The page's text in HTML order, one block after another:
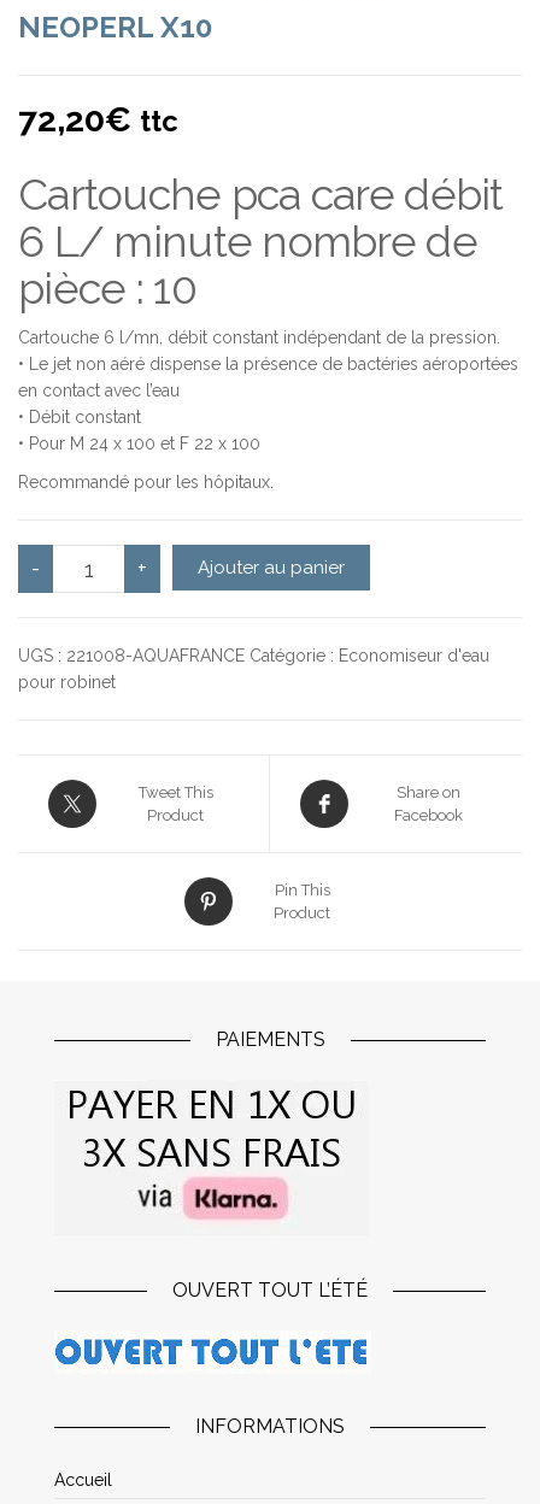
NEOPERL X10
72,20€ ttc
Cartouche pca care débit
6 L/ minute nombre de
pièce : 10
Cartouche 6 l/mn, débit constant indépendant de la pression.
• Le jet non aéré dispense la présence de bactéries aéroportées
en contact avec l’eau
• Débit constant
• Pour M 24 x 100 et F 22 x 100
Recommandé pour les hôpitaux.
- quantité de Cartouche pca care 6 l/mn - NEOPERL X10
+ Ajouter au panier
UGS : 221008-AQUAFRANCE Catégorie : Economiseur d'eau
pour robinet
Tweet This
Product
Share on
Facebook
Pin This
Product
PAIEMENTS
OUVERT TOUT L’ÉTÉ
INFORMATIONS
Accueil